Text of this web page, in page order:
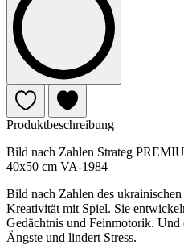
Produktbeschreibung
Bild nach Zahlen Strateg
40x50 cm VA-1984
Bild nach Zahlen des
Kreativität mit Spiel. Sie
Gedächtnis und Feinmotorik. Und
Ängste und lindert Stress.